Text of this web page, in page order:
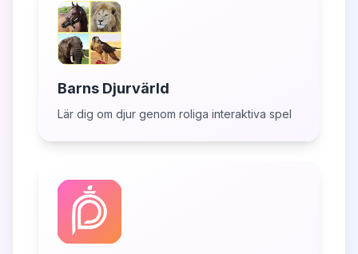
Barns Djurvärld
Lär dig om djur genom roliga interaktiva spel